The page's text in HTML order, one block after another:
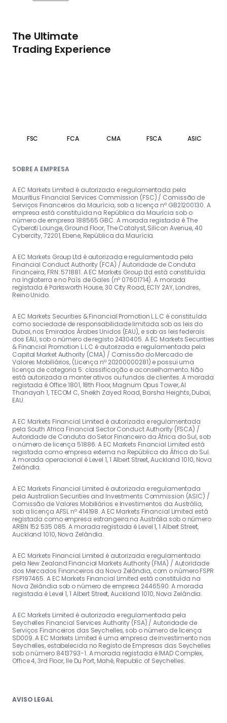
The Ultimate
Trading Experience
FSC FCA CMA FSCA ASIC
SOBRE A EMPRESA
A EC Markets Limited é autorizada e regulamentada pela
Mauritius Financial Services Commission (FSC) / Comissão de
Serviços Financeiros da Maurícia, sob a licença nº GB21200130. A
empresa está constituída na República da Maurícia sob o
número de empresa 188565 GBC. A morada registada é The
Cyberati Lounge, Ground Floor, The Catalyst, Silicon Avenue, 40
Cybercity, 72201, Ebene, República da Maurícia.
A EC Markets Group Ltd é autorizada e regulamentada pela
Financial Conduct Authority (FCA) / Autoridade de Conduta
Financeira, FRN: 571881. A EC Markets Group Ltd está constituída
na Inglaterra e no País de Gales (nº 07601714). A morada
registada é Parksworth House, 30 City Road, EC1Y 2AY, Londres,
Reino Unido.
A EC Markets Securities & Financial Promotion L.L.C é constituída
como sociedade de responsabilidade limitada sob as leis do
Dubai, nos Emirados Árabes Unidos (EAU), e sob as leis federais
dos EAU, sob o número de registo 2430405. A EC Markets Securities
& Financial Promotion L.L.C é autorizada e regulamentada pela
Capital Market Authority (CMA) / Comissão do Mercado de
Valores Mobiliários, (Licença nº 20200000281) e possui uma
licença de categoria 5: classificação e aconselhamento. Não
está autorizada a manter ativos ou fundos de clientes. A morada
registada é Office 1801, 18th Floor, Magnum Opus Tower, Al
Thanayah 1, TECOM C, Sheikh Zayed Road, Barsha Heights, Dubai,
EAU.
A EC Markets Financial Limited é autorizada e regulamentada
pela South Africa Financial Sector Conduct Authority (FSCA) /
Autoridade de Conduta do Setor Financeiro da África do Sul, sob
o número de licença 51886. A EC Markets Financial Limited está
registada como empresa externa na República da África do Sul.
A morada operacional é Level 1, 1 Albert Street, Auckland 1010, Nova
Zelândia.
A EC Markets Financial Limited é autorizada e regulamentada
pela Australian Securities and Investments Commission (ASIC) /
Comissão de Valores Mobiliários e Investimentos da Austrália,
sob a licença AFSL nº 414198. A EC Markets Financial Limited está
registada como empresa estrangeira na Austrália sob o número
ARBN 152 535 085. A morada registada é Level 1, 1 Albert Street,
Auckland 1010, Nova Zelândia.
A EC Markets Financial Limited é autorizada e regulamentada
pela New Zealand Financial Markets Authority (FMA) / Autoridade
dos Mercados Financeiros da Nova Zelândia, com o número FSPR
FSP197465. A EC Markets Financial Limited está constituída na
Nova Zelândia sob o número de empresa 2446590. A morada
registada é Level 1, 1 Albert Street, Auckland 1010, Nova Zelândia.
A EC Markets Limited é autorizada e regulamentada pela
Seychelles Financial Services Authority (FSA) / Autoridade de
Serviços Financeiros das Seychelles, sob o número de licença
SD009. A EC Markets Limited é uma empresa de investimento nas
Seychelles, estabelecida no Registo de Empresas das Seychelles
sob o número 8413793-1. A morada registada é IMAD Complex,
Office 4, 3rd Floor, Ile Du Port, Mahé, Republic of Seychelles.
AVISO LEGAL